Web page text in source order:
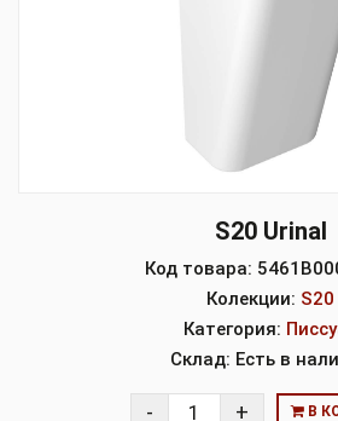
S20 Urinal
Код товара:
Колекции: S20
Категория:
Склад: Есть в
В